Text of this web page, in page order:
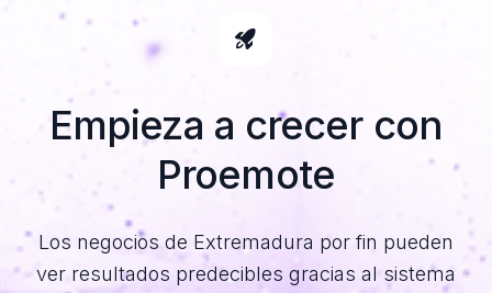
Empieza a crecer con
Proemote
Los negocios de Extremadura por fin pueden
ver resultados predecibles gracias al sistema